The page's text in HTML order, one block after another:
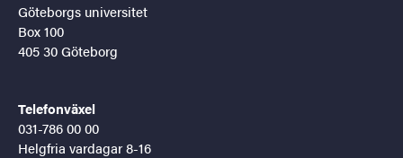
Göteborgs universitet
Box 100
405 30 Göteborg
Telefonväxel
031-786 00 00
Helgfria vardagar 8-16